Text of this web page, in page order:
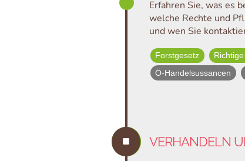
Erfahren Sie, was es
welche Rechte und
und wen Sie
Forstgesetz
Ö-Handelsussancen
^ VERHANDELN